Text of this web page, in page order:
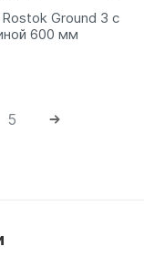
Ground 3 с
600 мм
5